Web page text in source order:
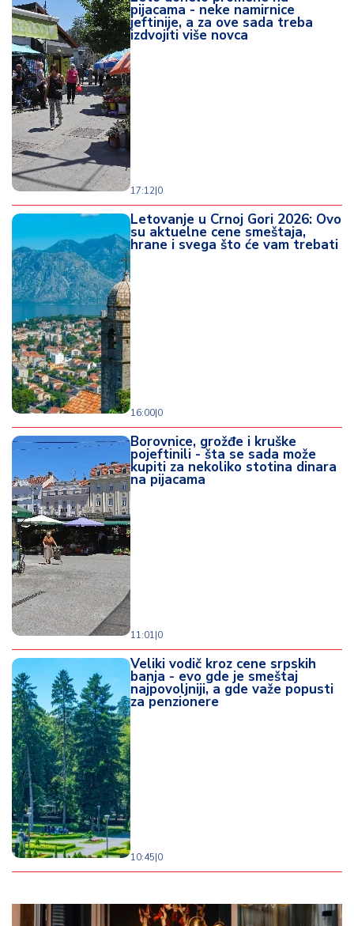
pijacama - neke namirnice
jeftinije, a za ove sada treba
izdvojiti više novca
17:12|0
Letovanje u Crnoj Gori 2026: Ovo
su aktuelne cene smeštaja,
hrane i svega što će vam trebati
16:00|0
Borovnice, grožđe i kruške
pojeftinili - šta se sada može
kupiti za nekoliko stotina dinara
na pijacama
11:01|0
Veliki vodič kroz cene srpskih
banja - evo gde je smeštaj
najpovoljniji, a gde važe popusti
za penzionere
10:45|0